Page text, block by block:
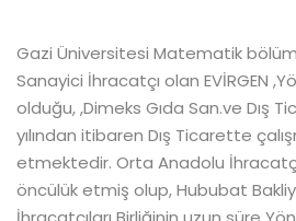
Gazi Üniversitesi Matematik
Sanayici İhracatçı olan EVİRGEN
olduğu, ,Dimeks Gıda San.ve Dış
yılından itibaren Dış Ticarette
etmektedir. Orta Anadolu
öncülük etmiş olup, Hububat